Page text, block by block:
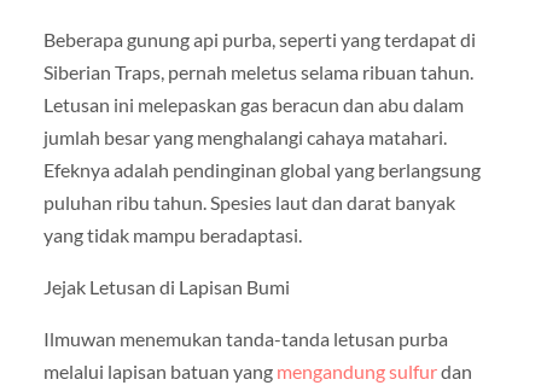
Beberapa gunung api purba, seperti yang terdapat di
Siberian Traps, pernah meletus selama ribuan tahun.
Letusan ini melepaskan gas beracun dan abu dalam
jumlah besar yang menghalangi cahaya matahari.
Efeknya adalah pendinginan global yang berlangsung
puluhan ribu tahun. Spesies laut dan darat banyak
yang tidak mampu beradaptasi.
Jejak Letusan di Lapisan Bumi
Ilmuwan menemukan tanda-tanda letusan purba
melalui lapisan batuan yang mengandung sulfurdan